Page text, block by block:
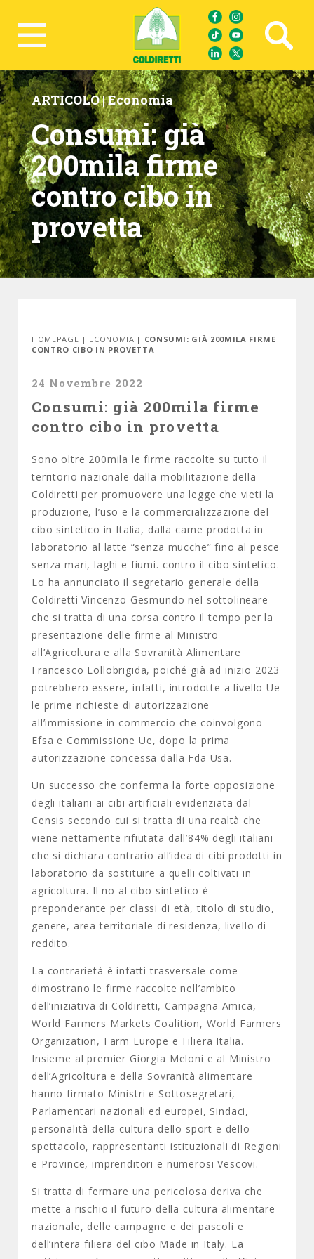
Ricerca avanzata
ARTICOLO |Economia
Consumi: già
200mila firme
contro cibo in
provetta
HOMEPAGE | ECONOMIA | CONSUMI: GIÀ 200MILA FIRME
CONTRO CIBO IN PROVETTA
24 Novembre 2022
Consumi: già 200mila firme
contro cibo in provetta
Sono oltre 200mila le firme raccolte su tutto il
territorio nazionale dalla mobilitazione della
Coldiretti per promuovere una legge che vieti la
produzione, l’uso e la commercializzazione del
cibo sintetico in Italia, dalla carne prodotta in
laboratorio al latte “senza mucche” fino al pesce
senza mari, laghi e fiumi. contro il cibo sintetico.
Lo ha annunciato il segretario generale della
Coldiretti Vincenzo Gesmundo nel sottolineare
che si tratta di una corsa contro il tempo per la
presentazione delle firme al Ministro
all’Agricoltura e alla Sovranità Alimentare
Francesco Lollobrigida, poiché già ad inizio 2023
potrebbero essere, infatti, introdotte a livello Ue
le prime richieste di autorizzazione
all’immissione in commercio che coinvolgono
Efsa e Commissione Ue, dopo la prima
autorizzazione concessa dalla Fda Usa.
Un successo che conferma la forte opposizione
degli italiani ai cibi artificiali evidenziata dal
Censis secondo cui si tratta di una realtà che
viene nettamente rifiutata dall’84% degli italiani
che si dichiara contrario all’idea di cibi prodotti in
laboratorio da sostituire a quelli coltivati in
agricoltura. Il no al cibo sintetico è
preponderante per classi di età, titolo di studio,
genere, area territoriale di residenza, livello di
reddito.
La contrarietà è infatti trasversale come
dimostrano le firme raccolte nell’ambito
dell’iniziativa di Coldiretti, Campagna Amica,
World Farmers Markets Coalition, World Farmers
Organization, Farm Europe e Filiera Italia.
Insieme al premier Giorgia Meloni e al Ministro
dell’Agricoltura e della Sovranità alimentare
hanno firmato Ministri e Sottosegretari,
Parlamentari nazionali ed europei, Sindaci,
personalità della cultura dello sport e dello
spettacolo, rappresentanti istituzionali di Regioni
e Province, imprenditori e numerosi Vescovi.
Si tratta di fermare una pericolosa deriva che
mette a rischio il futuro della cultura alimentare
nazionale, delle campagne e dei pascoli e
dell’intera filiera del cibo Made in Italy. La